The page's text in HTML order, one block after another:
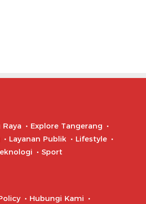
Explore Tangerang
Layanan Publik
Lifestyle
Sport
Hubungi Kami